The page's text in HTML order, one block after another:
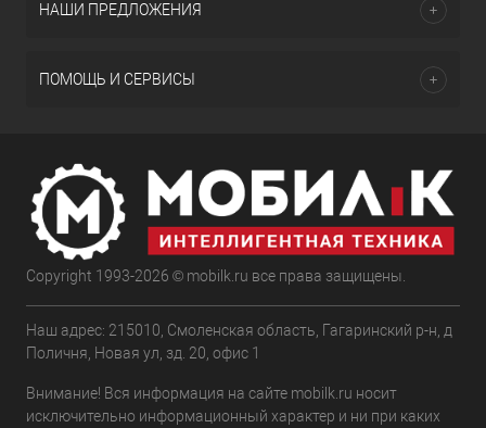
НАШИ ПРЕДЛОЖЕНИЯ
ПОМОЩЬ И СЕРВИСЫ
Copyright 1993-2026 © mobilk.ru все права защищены.
Наш адрес: 215010, Смоленская область, Гагаринский р-н, д
Поличня, Новая ул, зд. 20, офис 1
Внимание! Вся информация на сайте mobilk.ru носит
исключительно информационный характер и ни при каких